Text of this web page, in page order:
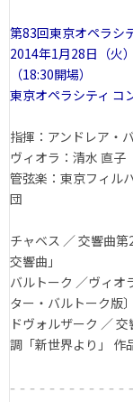
第83回東京オペラシ
2014年1月28日（火
（18:30開場）
東京オペラシティ コ
指揮：アンドレア・
ヴィオラ：清水 直子
管弦楽：東京フィル
団
チャベス ／ 交響曲
交響曲」
バルトーク ／ヴィオ
ター・バルトーク版〕
ドヴォルザーク ／
調「新世界より」 作
- - - - - - - - - - - -